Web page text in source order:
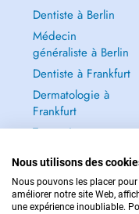
Dentiste à Berlin
Médecin
généraliste à Berlin
Dentiste à Frankfurt
Dermatologie à
Frankfurt
Tout voir →
Nous utilisons des
Nous pouvons les placer
améliorer notre site Web,
une expérience inoubliable.